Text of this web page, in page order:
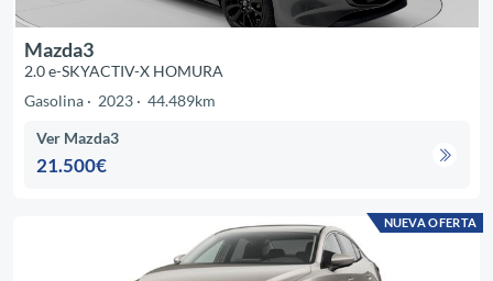
Mazda3
2.0 e-SKYACTIV-X HOMURA
Gasolina
2023 44.489km
Ver Mazda3
21.500€
NUEVA OFERTA